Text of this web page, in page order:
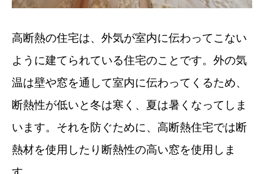
高断熱の住宅は、外気が室内に伝わってこない
ように建てられている住宅のことです。外の気
温は壁や窓を通して室内に伝わってくるため、
断熱性が低いと冬は寒く、夏は暑くなってしま
います。それを防ぐために、高断熱住宅では断
熱材を使用したり断熱性の高い窓を使用しま